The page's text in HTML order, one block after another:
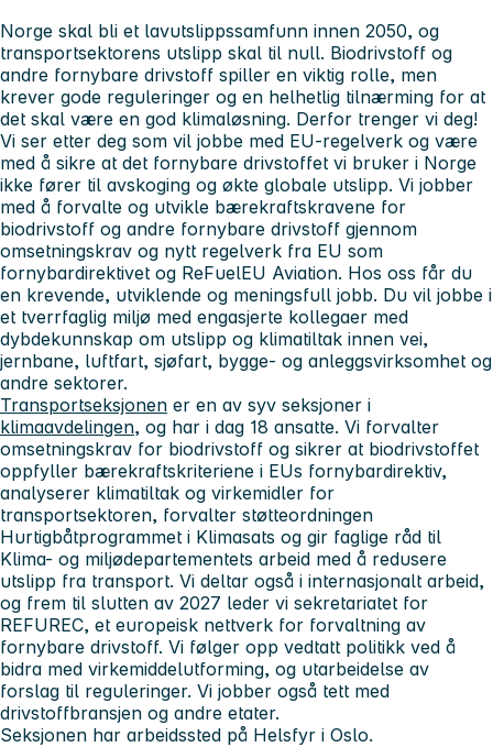
Norge skal bli et lavutslippssamfunn innen 2050, og
transportsektorens utslipp skal til null. Biodrivstoff og
andre fornybare drivstoff spiller en viktig rolle, men
krever gode reguleringer og en helhetlig tilnærming for at
det skal være en god klimaløsning. Derfor trenger vi deg!
Vi ser etter deg som vil jobbe med EU-regelverk og være
med å sikre at det fornybare drivstoffet vi bruker i Norge
ikke fører til avskoging og økte globale utslipp. Vi jobber
med å forvalte og utvikle bærekraftskravene for
biodrivstoff og andre fornybare drivstoff gjennom
omsetningskrav og nytt regelverk fra EU som
fornybardirektivet og ReFuelEU Aviation. Hos oss får du
en krevende, utviklende og meningsfull jobb. Du vil jobbe i
et tverrfaglig miljø med engasjerte kollegaer med
dybdekunnskap om utslipp og klimatiltak innen vei,
jernbane, luftfart, sjøfart, bygge- og anleggsvirksomhet og
andre sektorer.
Transportseksjonen er en av syv seksjoner i
klimaavdelingen, og har i dag 18 ansatte. Vi forvalter
omsetningskrav for biodrivstoff og sikrer at biodrivstoffet
oppfyller bærekraftskriteriene i EUs fornybardirektiv,
analyserer klimatiltak og virkemidler for
transportsektoren, forvalter støtteordningen
Hurtigbåtprogrammet i Klimasats og gir faglige råd til
Klima- og miljødepartementets arbeid med å redusere
utslipp fra transport. Vi deltar også i internasjonalt arbeid,
og frem til slutten av 2027 leder vi sekretariatet for
REFUREC, et europeisk nettverk for forvaltning av
fornybare drivstoff. Vi følger opp vedtatt politikk ved å
bidra med virkemiddelutforming, og utarbeidelse av
forslag til reguleringer. Vi jobber også tett med
drivstoffbransjen og andre etater.
Seksjonen har arbeidssted på Helsfyr i Oslo.